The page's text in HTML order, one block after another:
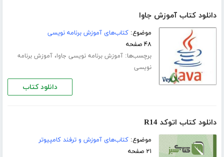
دانلود کتاب آموزش جاوا
موضوع:کتاب‌های آموزش برنامه نویسی
۴۸ صفحه
برچسب‌ها:آموزش برنامه نویسی جاوا،آموزش برنامه
نویسی
دانلود کتاب
دانلود کتاب اتوکد R14
موضوع:کتاب‌های آموزش و ترفند کامپیوتر
۲۱ صفحه